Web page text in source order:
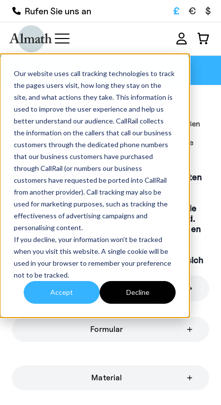
Our website uses call tracking technologies to track
the pages users visit, how long they stay on the
site, and what actions they take. This information is
used to improve the user experience and help us
better understand our audience. CallRail collects
the information on the callers that call our business
customers through the dedicated phone numbers
that our business customers have purchased
through CallRail (or numbers our business
customers have requested be ported into CallRail
from another provider). Call tracking may also be
used for marketing purposes, such as tracking the
effectiveness of advertising campaigns and
personalising content.
If you decline, your information won’t be tracked
when you visit this website. A single cookie will be
used in your browser to remember your preference
not to be tracked.
Accept Decline
Rufen Sie uns an £ € $
Aluminiumnitrid
Aluminiumnitrid
Stöbern Sie in unserem Online-Shop in unserem großen
Angebot an Hochleistungskeramik und feuerfesten
Tiegeln. Wir haben über 1000 Produkte auf Lager, die
schnell geliefert werden können, und stellen den
Großteil...
Bitte beachten Sie; obwohl wir uns nach Kräften
bemühen, die für jeden Artikel angegebenen
Maße so genau wie möglich anzugeben, wird
jedes Produkt von Hand gefertigt, weshalb alle
angegebenen Maße nur ungefähre Werte sind.
Die allgemeinen Fertigungstoleranzen betragen
etwa +/-10% der angegebenen Nennwerte.
Bei besonderen Anforderungen wenden Sie sich
bitte an
Kontakt
Filter
Formular
Material